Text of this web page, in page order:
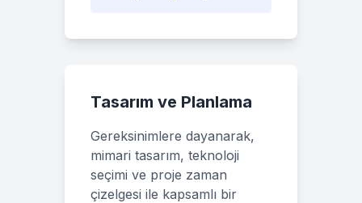
Tasarım ve Planlama
Gereksinimlere dayanarak,
mimari tasarım, teknoloji
seçimi ve proje zaman
çizelgesi ile kapsamlı bir